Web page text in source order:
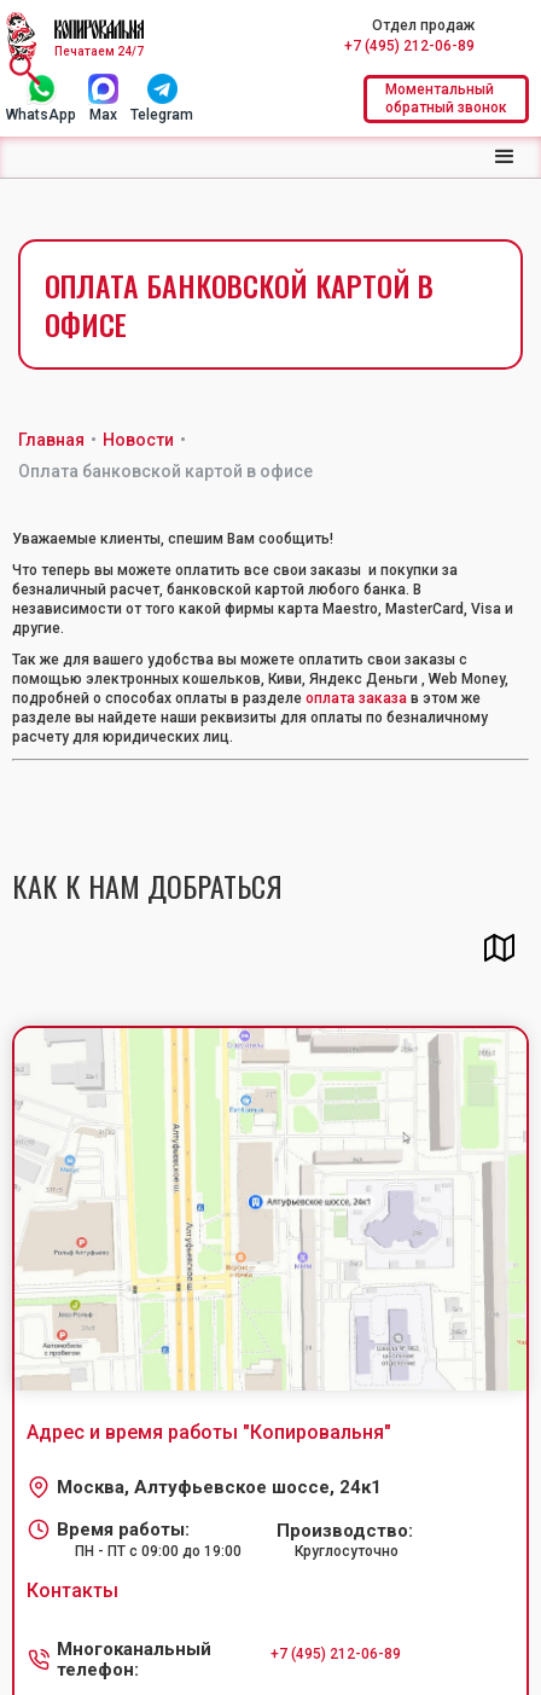
Печатаем 24/7
Отдел продаж
+7 (495) 212-06-89
WhatsApp Max Telegram
Моментальный
обратный звонок
ОПЛАТА БАНКОВСКОЙ КАРТОЙ В
ОФИСЕ
Главная • Новости •
Оплата банковской картой в офисе
Уважаемые клиенты, спешим Вам сообщить!
Что теперь вы можете оплатить все свои заказы и покупки за
безналичный расчет, банковской картой любого банка. В
независимости от того какой фирмы карта Maestro, MasterCard, Visa и
другие.
Так же для вашего удобства вы можете оплатить свои заказы с
помощью электронных кошельков, Киви, Яндекс Деньги , Web Money,
подробней о способах оплаты в разделе оплата заказа в этом же
разделе вы найдете наши реквизиты для оплаты по безналичному
расчету для юридических лиц.
КАК К НАМ ДОБРАТЬСЯ
Адрес и время работы "Копировальня"
Москва, Алтуфьевское шоссе, 24к1
Время работы:
ПН - ПТ с 09:00 до 19:00
Производство:
Круглосуточно
Контакты
Многоканальный
телефон:
+7 (495) 212-06-89